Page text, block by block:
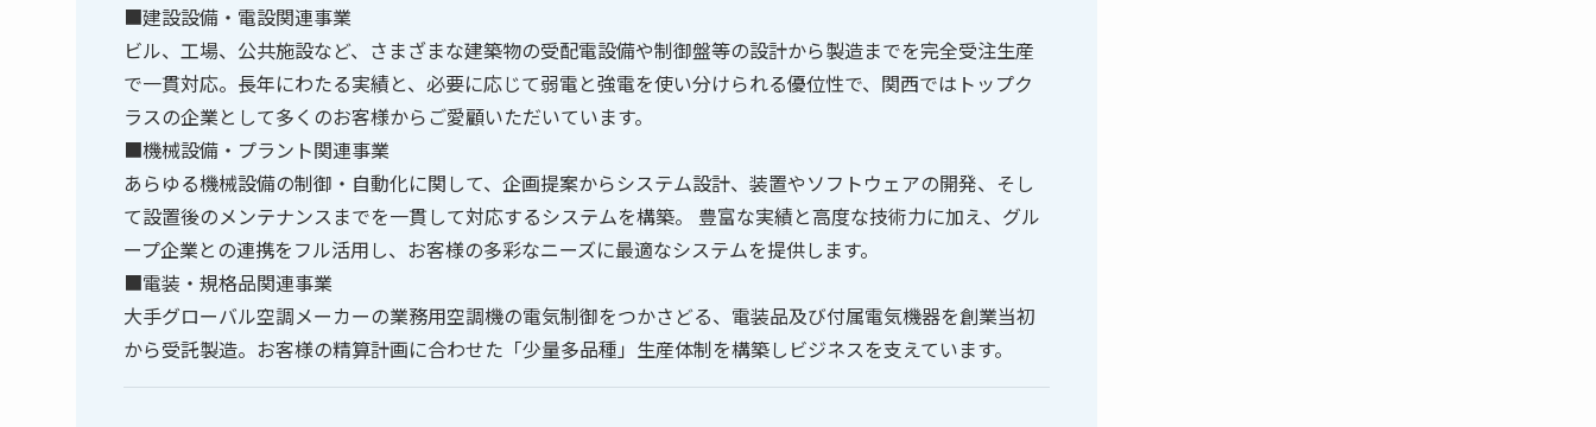
■建設設備・電設関連事業
ビル、工場、公共施設など、さまざまな建築物の受配電設備や制御盤等の設計から製造までを完全受注生産
で一貫対応。長年にわたる実績と、必要に応じて弱電と強電を使い分けられる優位性で、関西ではトップク
ラスの企業として多くのお客様からご愛顧いただいています。
■機械設備・プラント関連事業
あらゆる機械設備の制御・自動化に関して、企画提案からシステム設計、装置やソフトウェアの開発、そし
て設置後のメンテナンスまでを一貫して対応するシステムを構築。 豊富な実績と高度な技術力に加え、グル
ープ企業との連携をフル活用し、お客様の多彩なニーズに最適なシステムを提供します。
■電装・規格品関連事業
大手グローバル空調メーカーの業務用空調機の電気制御をつかさどる、電装品及び付属電気機器を創業当初
から受託製造。お客様の精算計画に合わせた「少量多品種」生産体制を構築しビジネスを支えています。